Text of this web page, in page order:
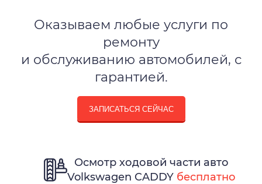
Оказываем любые услуги по
ремонту
и обслуживанию автомобилей, с
гарантией.
ЗАПИСАТЬСЯ СЕЙЧАС
Осмотр ходовой части авто
Volkswagen CADDY бесплатно